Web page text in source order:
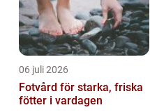
06 juli 2026
Fotvård för starka, friska
fötter i vardagen